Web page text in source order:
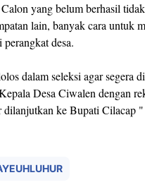
yang belum berhasil
lain, banyak cara untuk
desa.
dalam seleksi agar segera
Desa Ciwalen dengan
dilanjutkan ke Bupati Cilacap "